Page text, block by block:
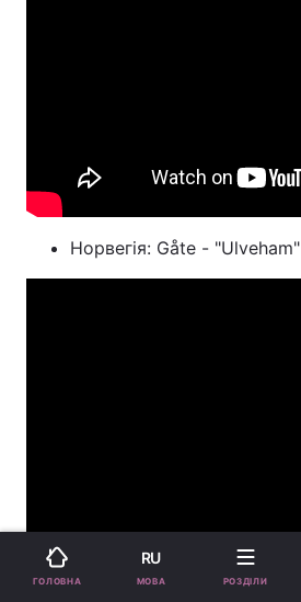
Норвегія: Gåte - "Ulveham"
ГОЛОВНА
RU
МОВА РОЗДІЛИ